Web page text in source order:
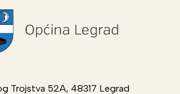
Trojstva 52A, 48317 Legrad